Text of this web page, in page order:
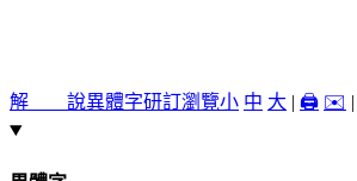
解 說異體字研訂瀏覽小 中 大 | 🖨️ ✉️ |